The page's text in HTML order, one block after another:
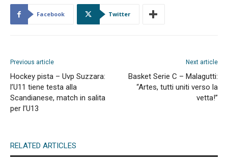
Facebook Twitter
Previous article
Hockey pista – Uvp Suzzara:
l’U11 tiene testa alla
Scandianese, match in salita
per l’U13
Next article
Basket Serie C – Malagutti:
“Artes, tutti uniti verso la
vetta!”
RELATED ARTICLES